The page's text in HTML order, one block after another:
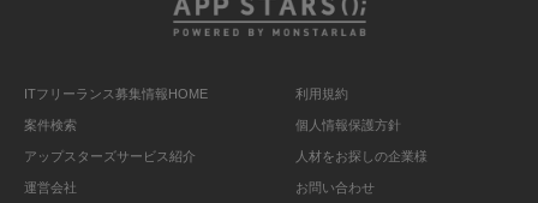
ITフリーランス募集情報HOME
案件検索
アップスターズサービス紹介
運営会社
利用規約
個人情報保護方針
人材をお探しの企業様
お問い合わせ